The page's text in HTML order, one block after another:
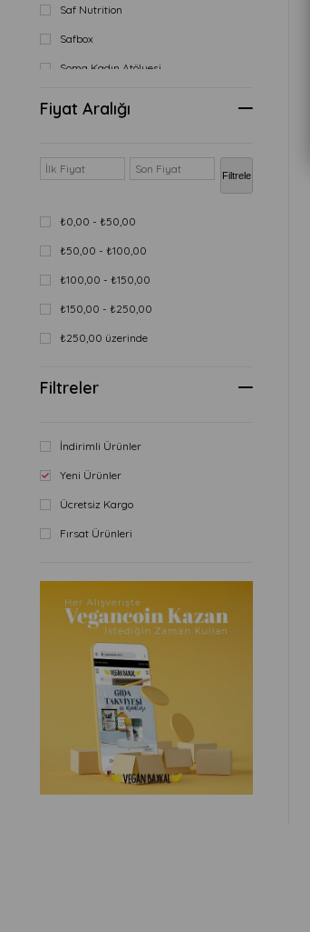
Saf Nutrition
Safbox
Soma Kadın Atölyesi
Veggend
Veg'n Snack
Fiyat Aralığı
Filtrele
₺0,00 - ₺50,00
₺50,00 - ₺100,00
₺100,00 - ₺150,00
₺150,00 - ₺250,00
₺250,00 üzerinde
Filtreler
İndirimli Ürünler
Yeni Ürünler
Ücretsiz Kargo
Fırsat Ürünleri